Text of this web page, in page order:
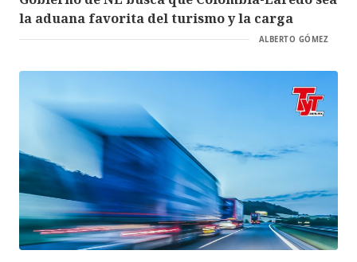
la aduana favorita del turismo y la carga
ALBERTO GÓMEZ